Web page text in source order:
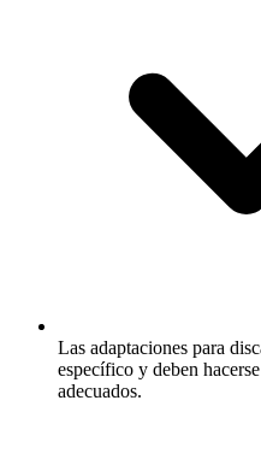
Las adaptaciones para
específico y deben
adecuados.